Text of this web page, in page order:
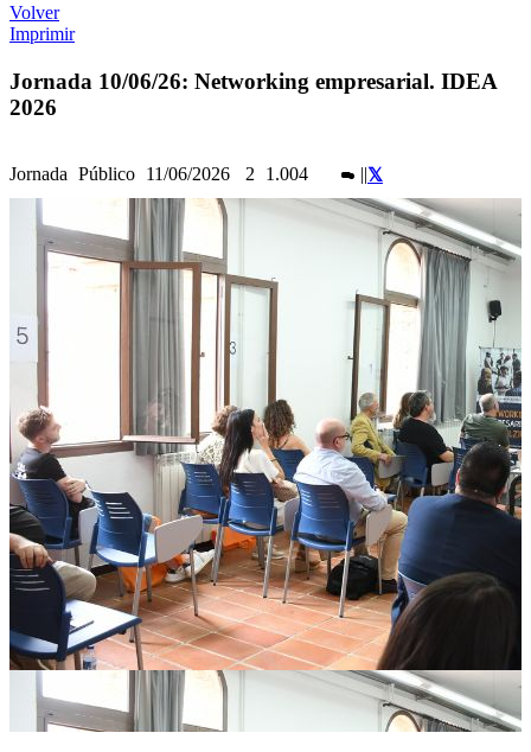
Volver
Imprimir
Jornada 10/06/26: Networking empresarial. IDEA
2026
Jornada Público 11/06/2026 2 1.004 ||